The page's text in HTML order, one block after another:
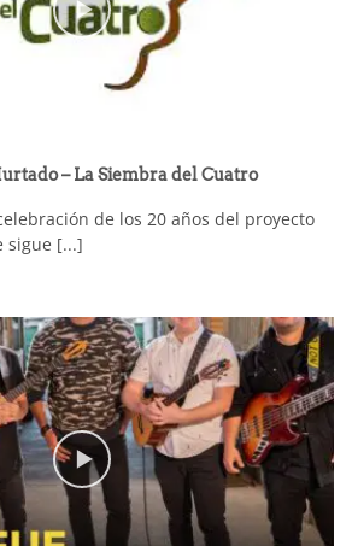
– La Siembra del Cuatro
de los 20 años del proyecto
sigue [...]